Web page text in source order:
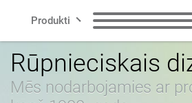
Produkti
Soliņi
Līnijas
Rūpnieciskais
Mēs nodarbojamies ar